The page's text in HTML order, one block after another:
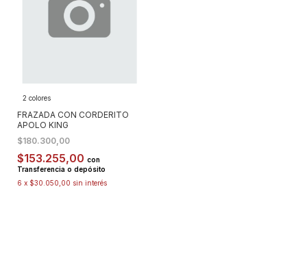
2 colores
FRAZADA CON CORDERITO
APOLO KING
$180.300,00
$153.255,00 con
Transferencia o depósito
6 x $30.050,00 sin interés